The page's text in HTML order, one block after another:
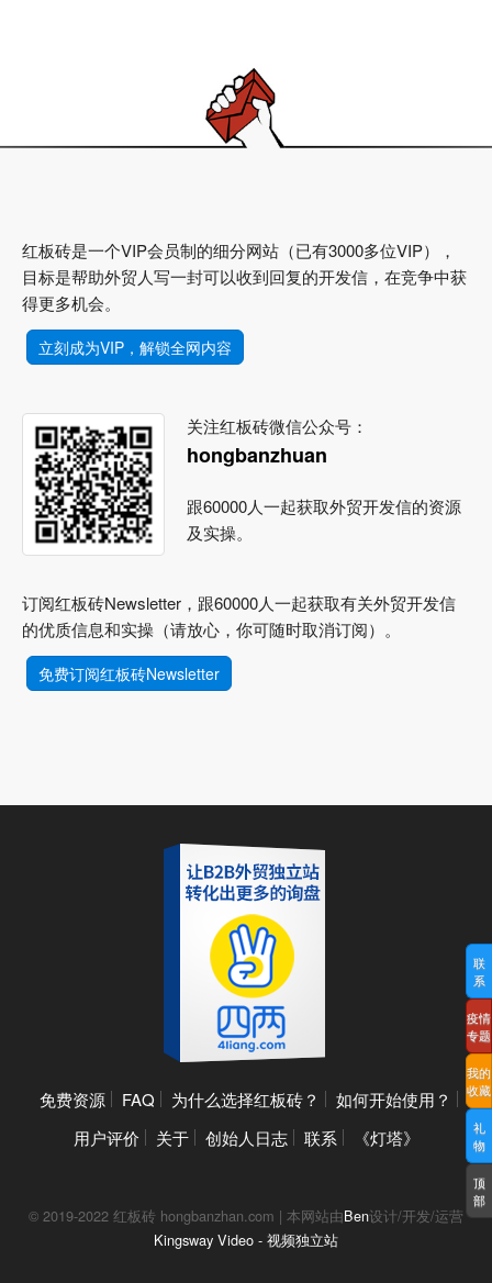
红板砖是一个VIP会员制的细分网站（已有3000多位VIP），
目标是帮助外贸人写一封可以收到回复的开发信，在竞争中获
得更多机会。
立刻成为VIP，解锁全网内容
关注红板砖微信公众号：
hongbanzhuan
跟60000人一起获取外贸开发信的资源
及实操。
订阅红板砖Newsletter，跟60000人一起获取有关外贸开发信
的优质信息和实操（请放心，你可随时取消订阅）。
免费订阅红板砖Newsletter
免费资源 FAQ 为什么选择红板砖？
如何开始使用？
用户评价
关于 创始人日志 联系 《灯塔》
© 2019-2022 红板砖 hongbanzhan.com | 本网站由Ben设计/开发/运营
Kingsway Video - 视频独立站
联
系
疫情
专题
我的
收藏
礼
物
顶
部